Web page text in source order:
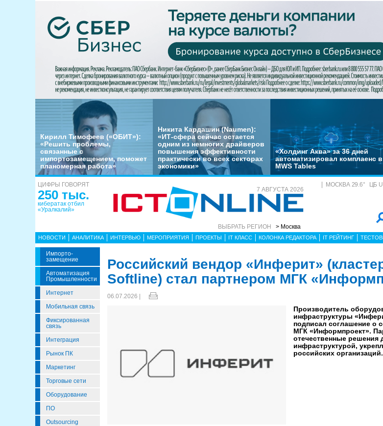
Кирилл Тимофеев («ОБИТ»):
«Решить проблемы,
связанные с
импортозамещением, поможет
планомерная работа»
Никита Кардашин (Naumen):
«ИТ-сфера сейчас остается
одним из немногих драйверов
повышения эффективности
практически во всех секторах
экономики»
«Холдинг Аква» за 36 дней
автоматизировал комплаенс в
MWS Tables
ЦИФРЫ ГОВОРЯТ
250 тыс.
кибератак отбил
«Уралкалий»
7 АВГУСТА 2026
ВЫБРАТЬ РЕГИОН > Москва
МОСКВА 29.6° ЦБ
НОВОСТИ АНАЛИТИКА ИНТЕРВЬЮ МЕРОПРИЯТИЯ ПРОЕКТЫ IT КЛАСС КОЛОНКА РЕДАКТОРА IT РЕЙТИНГ
Импорто­
Замещение
Автоматизация
Промышленности
Интернет
Мобильная связь
Фиксированная
связь
Интеграция
Рынок ПК
Маркетинг
Торговые сети
Оборудование
ПО
Outsourcing
Российский вендор «Инферит»
Softline) стал партнером МГК
06.07.2026 |
Производитель
инфраструктуры
подписал соглашение о
МГК «Информпроект».
отечественные решения
инфраструктурой,
российских организаций.